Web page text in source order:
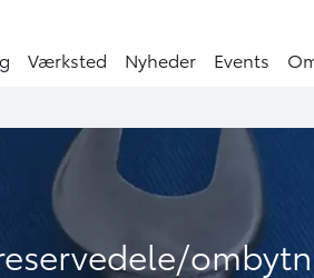
Værksted Nyheder Events